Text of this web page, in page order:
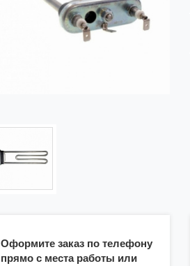
Оформите заказ по телефону
прямо с места работы или